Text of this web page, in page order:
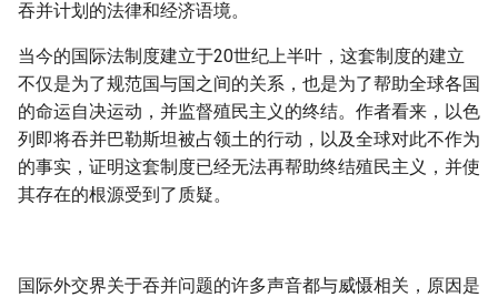
吞并计划的法律和经济语境。
当今的国际法制度建立于20世纪上半叶，这套制度的建立
不仅是为了规范国与国之间的关系，也是为了帮助全球各国
的命运自决运动，并监督殖民主义的终结。作者看来，以色
列即将吞并巴勒斯坦被占领土的行动，以及全球对此不作为
的事实，证明这套制度已经无法再帮助终结殖民主义，并使
其存在的根源受到了质疑。
国际外交界关于吞并问题的许多声音都与威慑相关，原因是